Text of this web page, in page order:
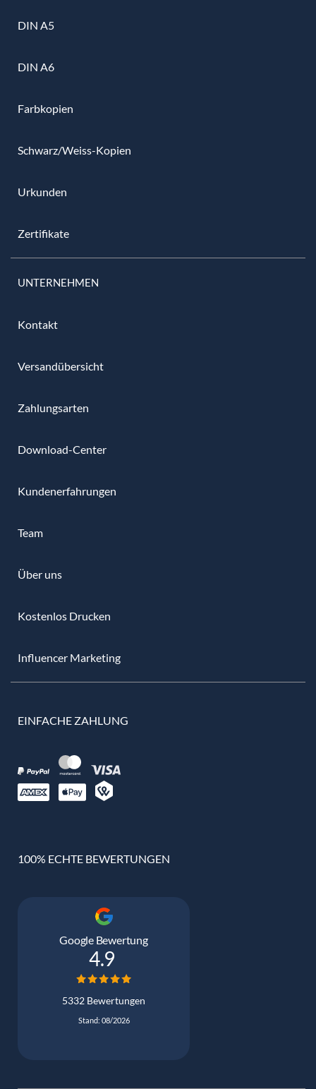
DIN A5
DIN A6
Farbkopien
Schwarz/Weiss-Kopien
Urkunden
Zertifikate
UNTERNEHMEN
Kontakt
Versandübersicht
Zahlungsarten
Download-Center
Kundenerfahrungen
Team
Über uns
Kostenlos Drucken
Influencer Marketing
EINFACHE ZAHLUNG
100% ECHTE BEWERTUNGEN
Google Bewertung
4.9
5332 Bewertungen
Stand: 08/2026